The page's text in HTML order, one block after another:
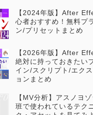
【2024年版】After
心者おすすめ！無料プ
ン/プリセットまとめ
【2026年版】After
絶対に持っておきたい
イン/スクリプト/エク
ョンまとめ
【MV分析】アスノヨ
班で使われているテク